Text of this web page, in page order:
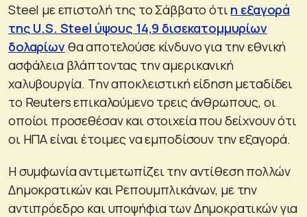
Steel με επιστολή της το Σάββατο ότι η εξαγορά
της U.S. Steel ύψους 14,9 δισεκατομμυρίων
δολαρίωνθα αποτελούσε κίνδυνο για την εθνική
ασφάλεια βλάπτοντας την αμερικανική
χαλυβουργία. Την αποκλειστική είδηση μεταδίδει
το Reuters επικαλούμενο τρεις άνθρωπους, οι
οποίοι προσεθέσαν και στοιχεία που δείχνουν ότι
οι ΗΠΑ είναι έτοιμες να εμποδίσουν την εξαγορά.
Η συμφωνία αντιμετωπίζει την αντίθεση πολλών
Δημοκρατικών και Ρεπουμπλικάνων, με την
αντιπρόεδρο και υποψήφια των Δημοκρατικών για